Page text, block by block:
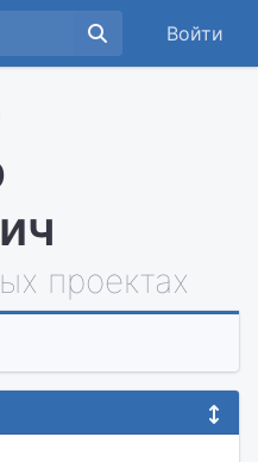
Войти
проектах